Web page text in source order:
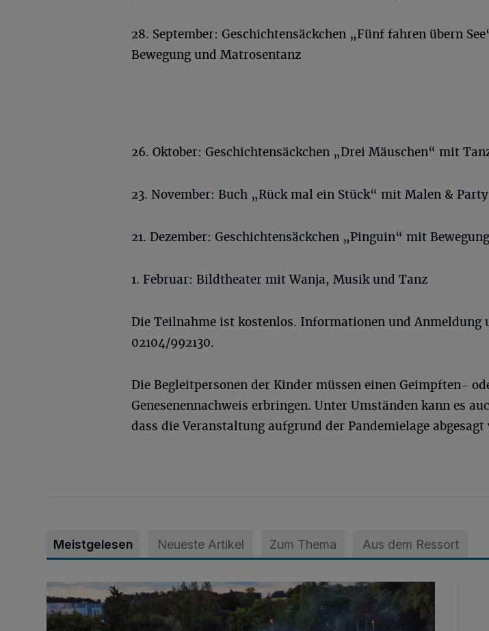
28. September: Geschichtensäckchen „Fünf fahren übern
Bewegung und Matrosentanz
26. Oktober: Geschichtensäckchen „Drei Mäuschen“ mit
23. November: Buch „Rück mal ein Stück“ mit Malen & Party
21. Dezember: Geschichtensäckchen „Pinguin“ mit Bewegung
1. Februar: Bildtheater mit Wanja, Musik und Tanz
Die Teilnahme ist kostenlos. Informationen und Anmeldung
02104/992130.
Die Begleitpersonen der Kinder müssen einen Geimpften-
Genesenennachweis erbringen. Unter Umständen kann es
dass die Veranstaltung aufgrund der Pandemielage abgesagt
Meistgelesen Neueste Artikel Zum Thema Aus dem Ressort
Vier Tage mit vollem Programm